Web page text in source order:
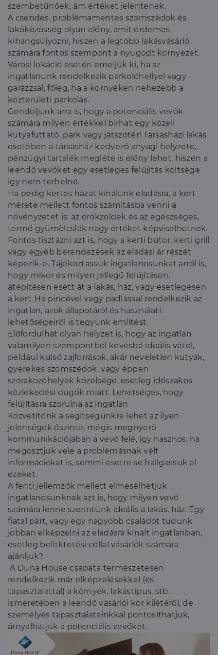
szembetűnőek, ám értéket jelentenek.
A csendes, problémamentes szomszédok és
lakóközösség olyan előny, amit érdemes
kihangsúlyozni, hiszen a legtöbb lakásvásárló
számára fontos szempont a nyugodt környezet.
Városi lokáció esetén emeljük ki, ha az
ingatlanunk rendelkezik parkolóhellyel vagy
garázzsal, főleg, ha a környéken nehezebb a
közterületi parkolás.
Gondoljunk arra is, hogy a potenciális vevők
számára milyen értékkel bírhat egy közeli
kutyafuttató, park vagy játszótér! Társasházi lakás
esetében a társasház kedvező anyagi helyzete,
pénzügyi tartalék megléte is előny lehet, hiszen a
leendő vevőket egy esetleges felújítás költsége
így nem terhelné.
Ha pedig kertes házat kínálunk eladásra, a kert
mérete mellett fontos számításba venni a
növényzetet is: az örökzöldek és az egészséges,
termő gyümölcsfák nagy értéket képviselhetnek.
Fontos tisztázni azt is, hogy a kerti bútor, kerti grill
vagy egyéb berendezések az eladási ár részét
képezik-e. Tájékoztassuk ingatlanosunkat arról is,
hogy mikor és milyen jellegű felújításon,
átépítésen esett át a lakás, ház, vagy esetlegesen
a kert. Ha pincével vagy padlással rendelkezik az
ingatlan, azok állapotáról és használati
lehetőségeiről is tegyünk említést.
Előfordulhat olyan helyzet is, hogy az ingatlan
valamilyen szempontból kevésbé ideális vétel,
például külső zajforrások, akár neveletlen kutyák,
gyerekes szomszédok, vagy éppen
szórakozóhelyek közelsége, esetleg időszakos
közlekedési dugók miatt. Lehetséges, hogy
felújításra szorulna az ingatlan
Közvetítőnk a segítségünkre lehet az ilyen
jelenségek őszinte, mégis megnyerő
kommunikációjában a vevő felé, így hasznos, ha
megosztjuk vele a problémásnak vélt
információkat is, semmi esetre se hallgassuk el
ezeket.
A fenti jellemzők mellett elmesélhetjük
ingatlanosunknak azt is, hogy milyen vevő
számára lenne szerintünk ideális a lakás, ház. Egy
fiatal párt, vagy egy nagyobb családot tudunk
jobban elképzelni az eladásra kínált ingatlanban,
esetleg befektetési céllal vásárlók számára
ajánljuk?
A Duna House csapata természetesen
rendelkezik már elképzelésekkel (és
tapasztalattal) a környék, lakástípus, stb.
ismeretében a leendő vásárlói kör kilétéről, de
személyes tapasztalatainkkal pontosíthatjuk,
árnyalhatjuk a potenciális vevőket.